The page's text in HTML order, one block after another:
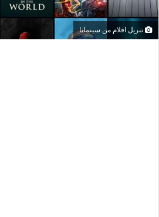
تنزيل افلام من سينمانا